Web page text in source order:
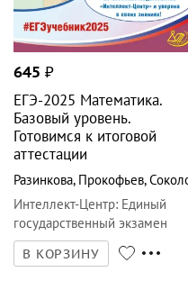
645₽
ЕГЭ-2025 Математика.
Базовый уровень.
Готовимся к итоговой
аттестации
Разинкова ,Прокофьев
Интеллект-Центр
В КОРЗИНУ